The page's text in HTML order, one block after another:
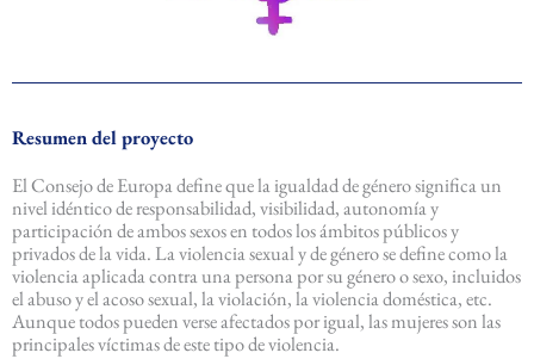
Resumen del proyecto
El Consejo de Europa define que la igualdad de género significa un
nivel idéntico de responsabilidad, visibilidad, autonomía y
participación de ambos sexos en todos los ámbitos públicos y
privados de la vida. La violencia sexual y de género se define como la
violencia aplicada contra una persona por su género o sexo, incluidos
el abuso y el acoso sexual, la violación, la violencia doméstica, etc.
Aunque todos pueden verse afectados por igual, las mujeres son las
principales víctimas de este tipo de violencia.